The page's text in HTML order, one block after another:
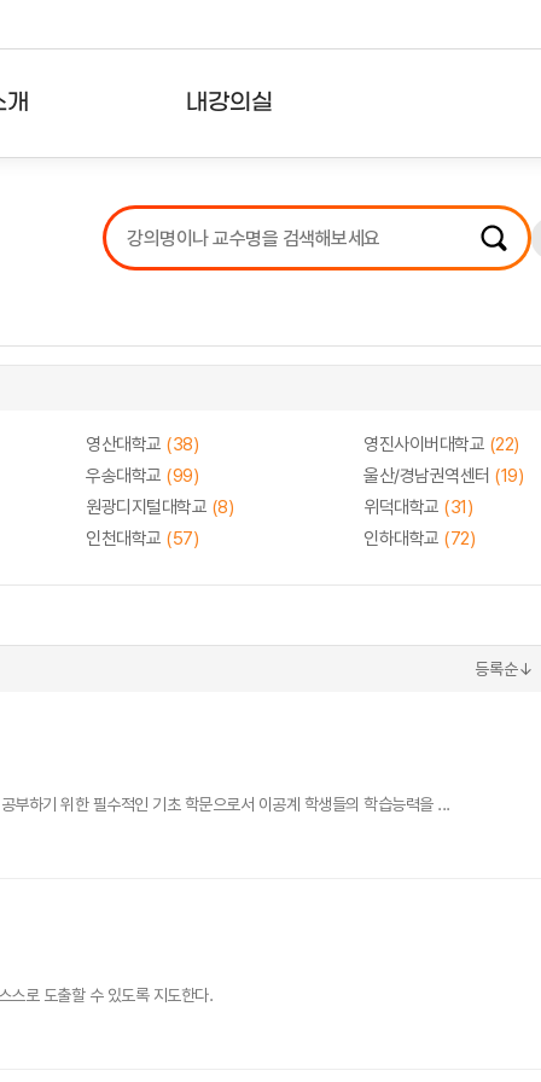
내강의실
강의리스트
수강확인증강의
영산대학교 (38) 영진사이버대학교 (22)
우송대학교 (99) 울산/경남권역센터 (19)
원광디지털대학교 (8) 위덕대학교 (31)
인천대학교 (57) 인하대학교 (72)
등록순↓
부하기 위한 필수적인 기초 학문으로서 이공계 학생들의 학습능력을 ...
스로 도출할 수 있도록 지도한다.